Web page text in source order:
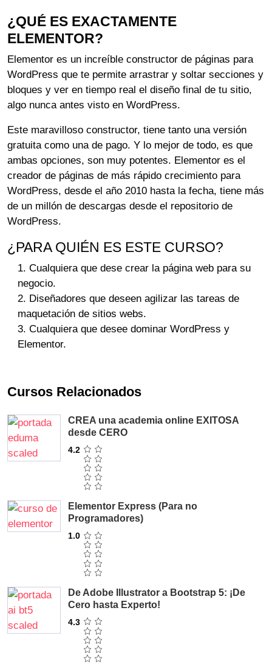
¿QUÉ ES EXACTAMENTE
ELEMENTOR?
Elementor es un increíble constructor de páginas para
WordPress que te permite arrastrar y soltar secciones y
bloques y ver en tiempo real el diseño final de tu sitio,
algo nunca antes visto en WordPress.
Este maravilloso constructor, tiene tanto una versión
gratuita como una de pago. Y lo mejor de todo, es que
ambas opciones, son muy potentes. Elementor es el
creador de páginas de más rápido crecimiento para
WordPress, desde el año 2010 hasta la fecha, tiene más
de un millón de descargas desde el repositorio de
WordPress.
¿PARA QUIÉN ES ESTE CURSO?
Cualquiera que dese crear la página web para su
negocio.
Diseñadores que deseen agilizar las tareas de
maquetación de sitios webs.
Cualquiera que desee dominar WordPress y
Elementor.
Cursos Relacionados
CREA una academia online EXITOSA
desde CERO
4.2
Elementor Express (Para no
Programadores)
1.0
De Adobe Illustrator a Bootstrap 5: ¡De
Cero hasta Experto!
4.3